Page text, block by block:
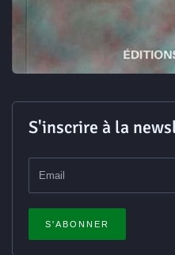
S'inscrire à la